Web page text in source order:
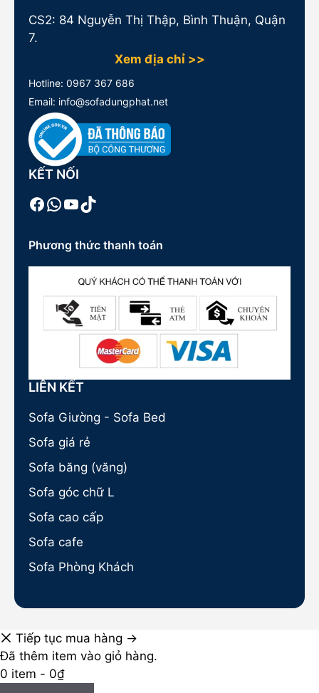
CS2: 84 Nguyễn Thị Thập, Bình Thuận, Quận
7.
Xem địa chỉ >>
Hotline: 0967 367 686
Email: info@sofadungphat.net
KẾT NỐI
Facebook
WhatsApp
Youtube
TikTok
Phương thức thanh toán
LIÊN KẾT
Sofa Giường - Sofa Bed
Sofa giá rẻ
Sofa băng (văng)
Sofa góc chữ L
Sofa cao cấp
Sofa cafe
Sofa Phòng Khách
Tiếp tục mua hàng →
Đã thêm item vào giỏ hàng.
0 item - 0₫